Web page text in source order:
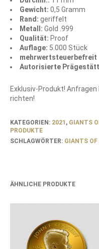
Gewicht: 0,5 Gramm
Rand: geriffelt
Metall: Gold .999
Qualität: Proof
Auflage: 5.000 Stück
mehrwertsteuerbefreit
Autorisierte
Exklusiv-Produkt!
richten!
KATEGORIEN: 2021 , GIANTS
PRODUKTE
SCHLAGWÖRTER: GIANTS OF
ÄHNLICHE PRODUKTE